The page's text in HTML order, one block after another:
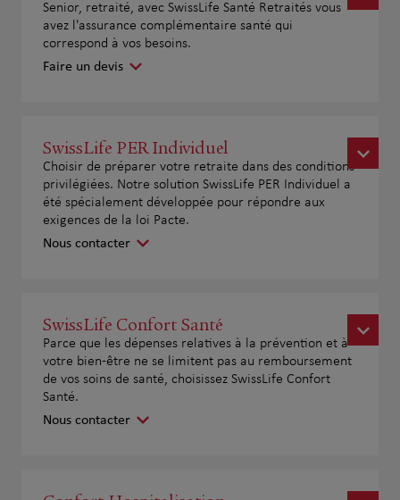
Senior, retraité, avec SwissLife Santé Retraités vous
avez l'assurance complémentaire santé qui
correspond à vos besoins.
Faire un devis
SwissLife PER Individuel
Choisir de préparer votre retraite dans des conditions
privilégiées. Notre solution SwissLife PER Individuel a
été spécialement développée pour répondre aux
exigences de la loi Pacte.
Nous contacter
SwissLife Confort Santé
Parce que les dépenses relatives à la prévention et à
votre bien-être ne se limitent pas au remboursement
de vos soins de santé, choisissez SwissLife Confort
Santé.
Nous contacter